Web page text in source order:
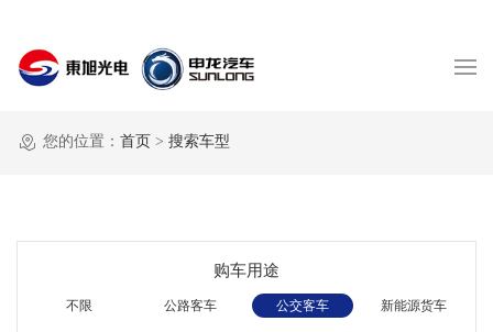
您的位置： 首页 > 搜索车型
购车用途
不限 公路客车 公交客车 新能源货车